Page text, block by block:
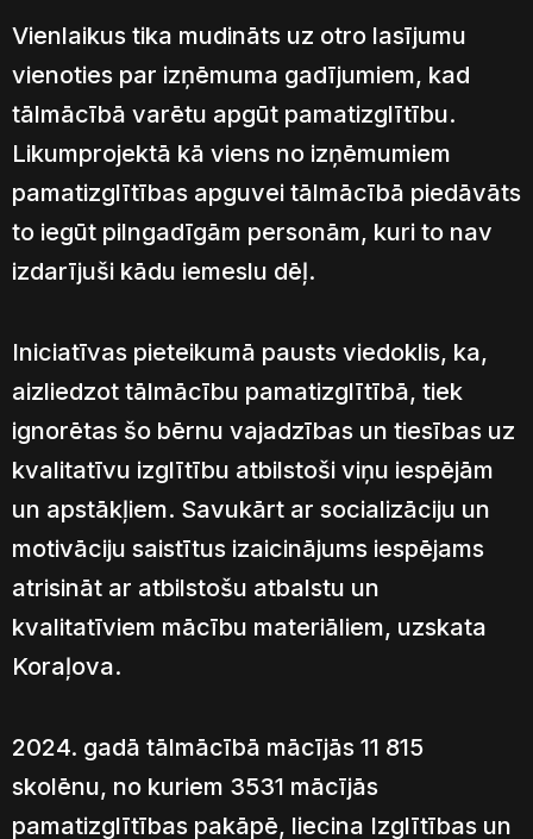
Vienlaikus tika mudināts uz otro lasījumu
vienoties par izņēmuma gadījumiem, kad
tālmācībā varētu apgūt pamatizglītību.
Likumprojektā kā viens no izņēmumiem
pamatizglītības apguvei tālmācībā piedāvāts
to iegūt pilngadīgām personām, kuri to nav
izdarījuši kādu iemeslu dēļ.
Iniciatīvas pieteikumā pausts viedoklis, ka,
aizliedzot tālmācību pamatizglītībā, tiek
ignorētas šo bērnu vajadzības un tiesības uz
kvalitatīvu izglītību atbilstoši viņu iespējām
un apstākļiem. Savukārt ar socializāciju un
motivāciju saistītus izaicinājums iespējams
atrisināt ar atbilstošu atbalstu un
kvalitatīviem mācību materiāliem, uzskata
Koraļova.
2024. gadā tālmācībā mācījās 11 815
skolēnu, no kuriem 3531 mācījās
pamatizglītības pakāpē, liecina Izglītības un